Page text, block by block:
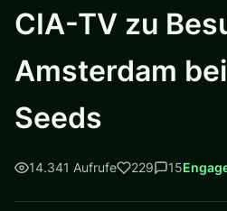
CIA-TV zu
Amsterdam
Seeds
14.341 Aufrufe 229 15